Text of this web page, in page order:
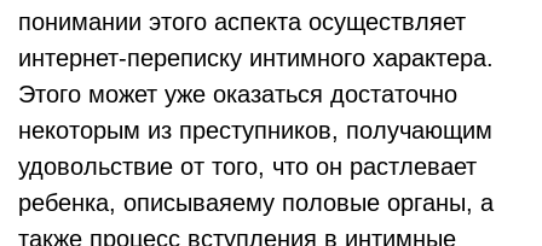
понимании этого аспекта осуществляет
интернет-переписку интимного характера.
Этого может уже оказаться достаточно
некоторым из преступников, получающим
удовольствие от того, что он растлевает
ребенка, описываяему половые органы, а
также процесс вступления в интимные